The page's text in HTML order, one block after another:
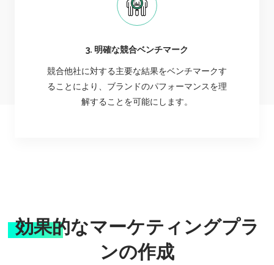
3. 明確な競合ベンチマーク
競合他社に対する主要な結果をベンチマークす
ることにより、ブランドのパフォーマンスを理
解することを可能にします。
効果的なマーケティングプラ
ンの作成